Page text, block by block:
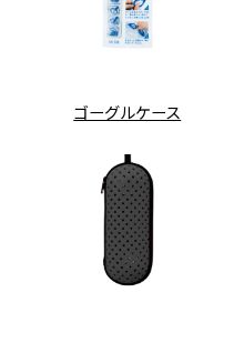
ゴーグルケース